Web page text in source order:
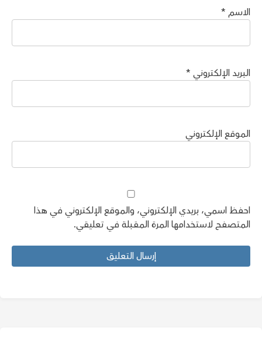
الاسم *
البريد الإلكتروني *
الموقع الإلكتروني
احفظ اسمي، بريدي الإلكتروني، والموقع الإلكتروني في هذا
المتصفح لاستخدامها المرة المقبلة في تعليقي.